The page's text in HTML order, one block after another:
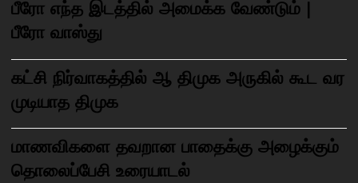
பீரோ எந்த இடத்தில் அமைக்க வேண்டும் |
பீரோ வாஸ்து
கட்சி நிர்வாகத்தில் ஆ திமுக அருகில் கூட வர
முடியாத திமுக
மாணவிகளை தவறான பாதைக்கு அழைக்கும்
தொலைப்பேசி உரையாடல்